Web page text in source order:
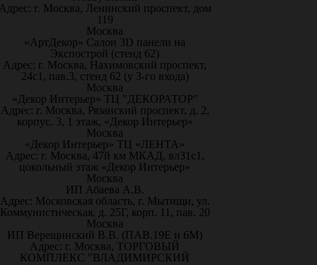
г. Москва, Ленинский проспект, дом
119
Москва
«АртДекор» Салон 3D панели на
Экспострой (стенд 62)
Адрес: г. Москва, Нахимовский проспект,
24с1, пав.3, стенд 62 (у 3-го входа)
Москва
«Декор Интерьер» ТЦ "ДЕКОРАТОР"
Адрес: г. Москва, Рязанский проспект, д. 2,
корпус. 3, 1 этаж, «Декор Интерьер»
Москва
«Декор Интерьер» ТЦ «ЛЕНТА»
Адрес: г. Москва, 47й км МКАД, вл31с1,
цокольный этаж «Декор Интерьер»
Москва
ИП Абаева А.В.
Адрес: Московская область, г. Мытищи, ул.
Коммунистическая, д. 25Г, корп. 11, пав. 20
Москва
ИП Верещинский В.В. (ПАВ.19Е и 6М)
Адрес: г. Москва, ТОРГОВЫЙ
КОМПЛЕКС "ВЛАДИМИРСКИЙ